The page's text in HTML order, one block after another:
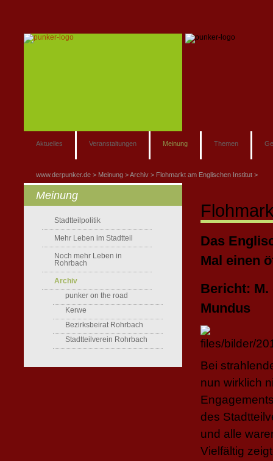
Aktuelles Veranstaltungen Meinung Themen
www.derpunker.de Meinung Archiv Flohmarkt am Englischen Institut
Das
Mal einen
Bericht:
Mundus
Bei
nun wirklich
des
und alle
Vielfältig
Meinung
Stadtteilpolitik
Mehr Leben im Stadtteil
Noch mehr Leben in
Rohrbach
Archiv
punker on the road
Kerwe
Bezirksbeirat Rohrbach
Stadtteilverein Rohrbach